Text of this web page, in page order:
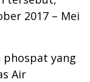
2017 – Mei
yang
Air